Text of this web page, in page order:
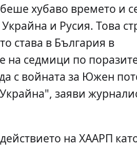
хубаво времето и
и Русия. Това
става в България в
на седмици по
с войната за Южен
заяви
на ХААРП